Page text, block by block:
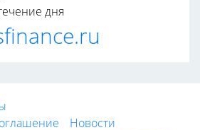
дня
Новости